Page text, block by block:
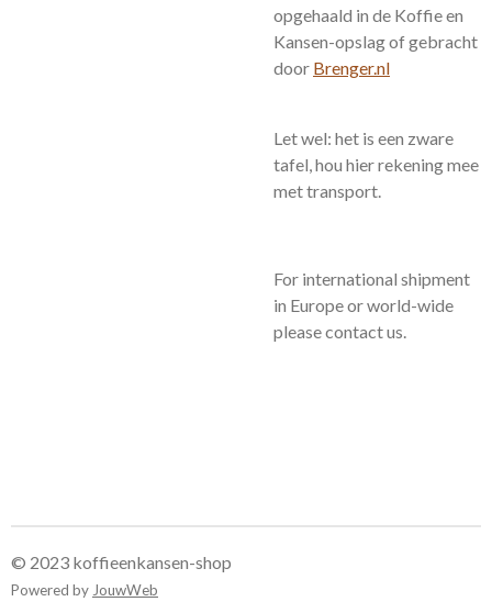
opgehaald in de Koffie en
Kansen-opslag of gebracht
door Brenger.nl
Let wel: het is een zware
tafel, hou hier rekening mee
met transport.
For international shipment
in Europe or world-wide
please contact us.
© 2023 koffieenkansen-shop
Powered by JouwWeb